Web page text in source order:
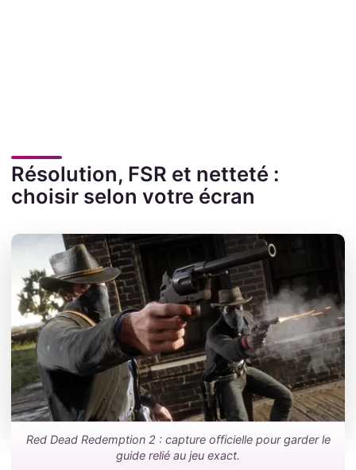
Résolution, FSR et netteté :
choisir selon votre écran
Red Dead Redemption 2 : capture officielle pour garder le
guide relié au jeu exact.